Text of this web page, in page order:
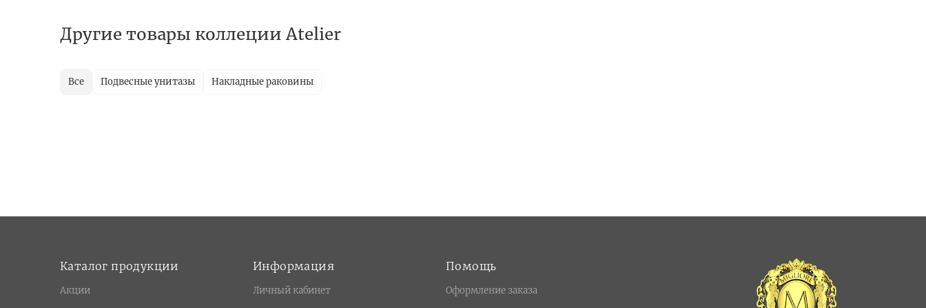
Другие товары коллеции Atelier
Все Подвесные унитазы Накладные раковины
Каталог продукции
Акции
Информация
Личный кабинет
Помощь
Оформление заказа